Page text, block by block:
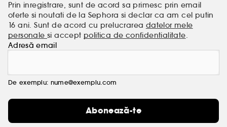
Prin inregistrare, sunt de acord sa primesc prin email
oferte si noutati de la Sephora si declar ca am cel putin
16 ani. Sunt de acord cu prelucrarea datelor mele
personalesi accept politica de confidentialitate.
Adresă email
De exemplu: nume@exemplu.com
Abonează-te